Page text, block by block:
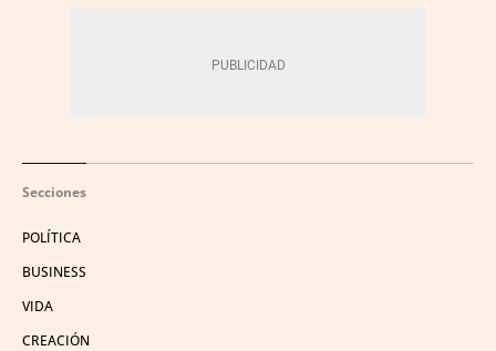
Secciones
POLÍTICA
BUSINESS
VIDA
CREACIÓN